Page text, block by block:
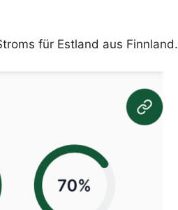
für Estland aus Finnland.